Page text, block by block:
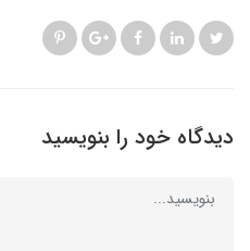
دیدگاه خود را بنویسید